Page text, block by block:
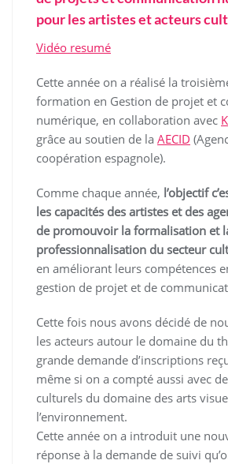
pour les artistes et acteurs
Vidéo resumé
Cette année on a réalisé la
formation en Gestion de projet et
numérique, en collaboration avec
grâce au soutien de la AECID
coopération espagnole).
Comme chaque année, l’objectif
les capacités des artistes et des
de promouvoir la formalisation et
professionnalisation du secteur
en améliorant leurs compétences
gestion de projet et de
Cette fois nous avons décidé de
les acteurs autour le domaine du
grande demande d’inscriptions
même si on a compté aussi avec
culturels du domaine des arts
l’environnement.
Cette année on a introduit une
réponse à la demande de suivi